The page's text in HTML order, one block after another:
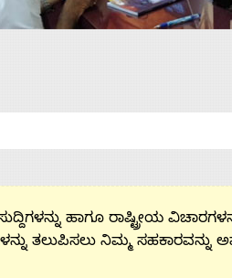
ಹಾಗೂ ರಾಷ್ಟ್ರೀಯ
ತಲುಪಿಸಲು ನಿಮ್ಮ ಸಹಕಾರವನ್ನು